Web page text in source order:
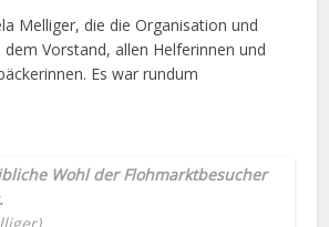
Melliger, die die Organisation und
Vorstand, allen Helferinnen und
Es war rundum
Wohl der Flohmarktbesucher